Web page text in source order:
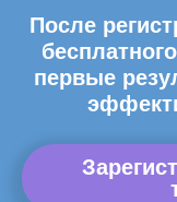
После
первые